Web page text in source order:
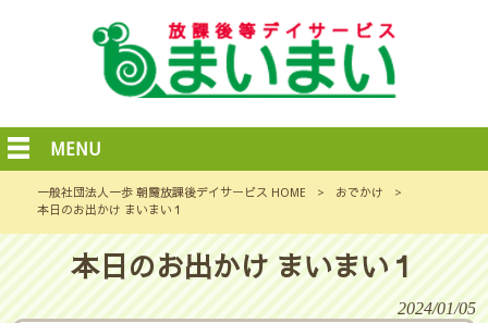
MENU
一般社団法人一歩 朝霞放課後デイサービス HOME > おでかけ
>
本日のお出かけ まいまい１
本日のお出かけ まいまい１
2024/01/05